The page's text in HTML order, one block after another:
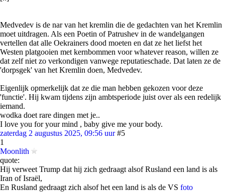
Medvedev is de nar van het kremlin die de gedachten van het Kremlin
moet uitdragen. Als een Poetin of Patrushev in de wandelgangen
vertellen dat alle Oekrainers dood moeten en dat ze het liefst het
Westen platgooien met kernbommen voor whatever reason, willen ze
dat zelf niet zo verkondigen vanwege reputatieschade. Dat laten ze de
'dorpsgek' van het Kremlin doen, Medvedev.
Eigenlijk opmerkelijk dat ze die man hebben gekozen voor deze
'functie'. Hij kwam tijdens zijn ambtsperiode juist over als een redelijk
iemand.
wodka doet rare dingen met je..
I love you for your mind , baby give me your body.
zaterdag 2 augustus 2025, 09:56 uur #5
1
Moonlith
quote:
Hij verweet Trump dat hij zich gedraagt alsof Rusland een land is als
Iran of Israël,
En Rusland gedraagt zich alsof het een land is als de VS foto